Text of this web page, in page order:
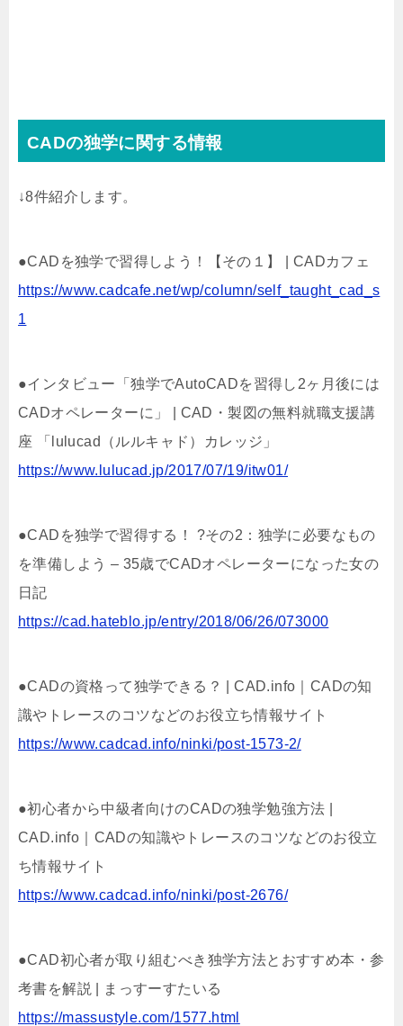
CADの独学に関する情報
↓8件紹介します。
●CADを独学で習得しよう！【その１】 | CADカフェ
https://www.cadcafe.net/wp/column/self_taught_cad_s
1
●インタビュー「独学でAutoCADを習得し2ヶ月後には
CADオペレーターに」 | CAD・製図の無料就職支援講
座 「lulucad（ルルキャド）カレッジ」
https://www.lulucad.jp/2017/07/19/itw01/
●CADを独学で習得する！ ?その2：独学に必要なもの
を準備しよう – 35歳でCADオペレーターになった女の
日記
https://cad.hateblo.jp/entry/2018/06/26/073000
●CADの資格って独学できる？ | CAD.info｜CADの知
識やトレースのコツなどのお役立ち情報サイト
https://www.cadcad.info/ninki/post-1573-2/
●初心者から中級者向けのCADの独学勉強方法 |
CAD.info｜CADの知識やトレースのコツなどのお役立
ち情報サイト
https://www.cadcad.info/ninki/post-2676/
●CAD初心者が取り組むべき独学方法とおすすめ本・参
考書を解説 | まっすーすたいる
https://massustyle.com/1577.html